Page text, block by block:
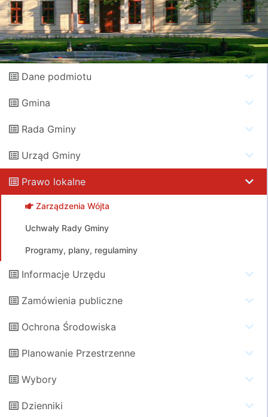
Dane podmiotu
Gmina
Rada Gminy
Urząd Gminy
Prawo lokalne
Zarządzenia Wójta
Uchwały Rady Gminy
Programy, plany, regulaminy
Informacje Urzędu
Zamówienia publiczne
Ochrona Środowiska
Planowanie Przestrzenne
Wybory
Dzienniki